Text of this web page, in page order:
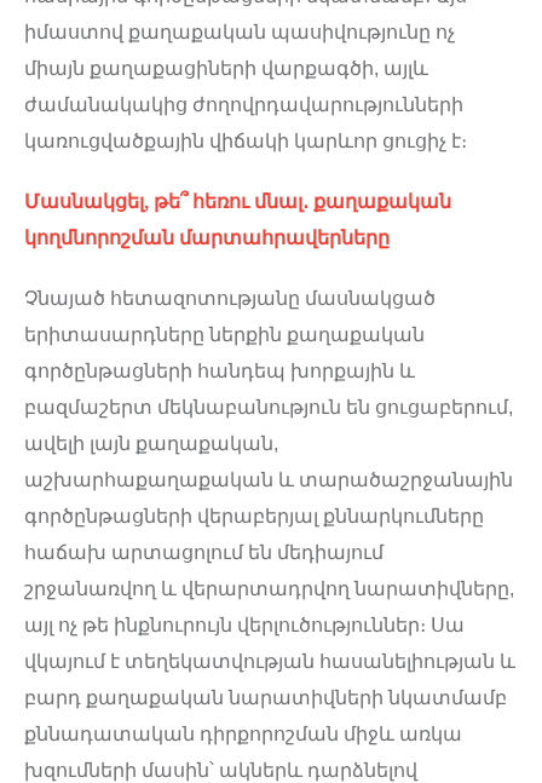
իմաստով քաղաքական պասիվությունը ոչ
միայն քաղաքացիների վարքագծի, այլև
ժամանակակից ժողովրդավարությունների
կառուցվածքային վիճակի կարևոր ցուցիչ է։
Մասնակցել, թե՞ հեռու մնալ․ քաղաքական
կողմնորոշման մարտահրավերները
Չնայած հետազոտությանը մասնակցած
երիտասարդները ներքին քաղաքական
գործընթացների հանդեպ խորքային և
բազմաշերտ մեկնաբանություն են ցուցաբերում,
ավելի լայն քաղաքական,
աշխարհաքաղաքական և տարածաշրջանային
գործընթացների վերաբերյալ քննարկումները
հաճախ արտացոլում են մեդիայում
շրջանառվող և վերարտադրվող նարատիվները,
այլ ոչ թե ինքնուրույն վերլուծություններ։ Սա
վկայում է տեղեկատվության հասանելիության և
բարդ քաղաքական նարատիվների նկատմամբ
քննադատական դիրքորոշման միջև առկա
խզումների մասին՝ ակներև դարձնելով